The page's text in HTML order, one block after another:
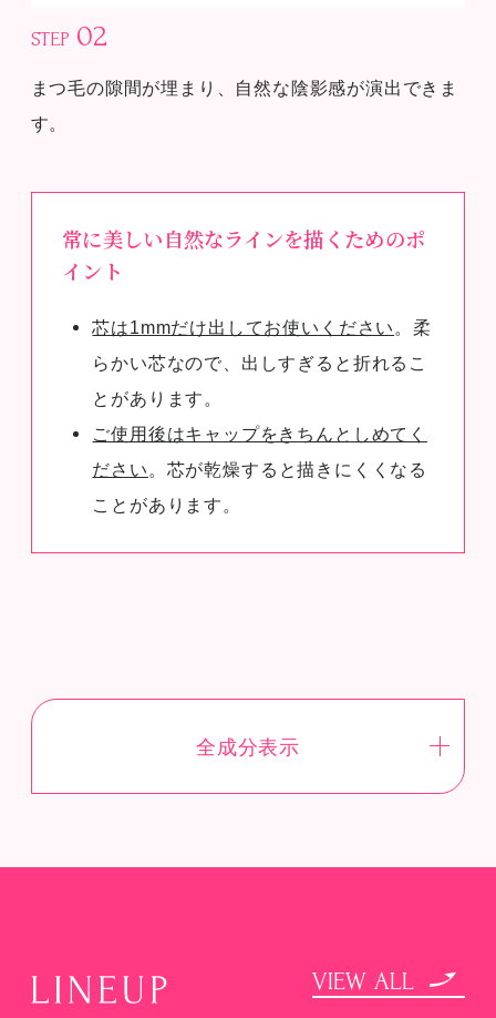
STEP 02
まつ毛の隙間が埋まり、自然な陰影感が演出できま
す。
常に美しい自然なラインを描くためのポ
イント
芯は1mmだけ出してお使いください 。柔
らかい芯なので、出しすぎると折れるこ
とがあります。
ご使用後はキャップをきちんとしめてく
ださい 。芯が乾燥すると描きにくくなる
ことがあります。
全成分表示
VIEW ALL